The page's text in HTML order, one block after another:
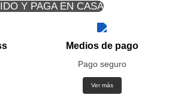
Y PAGA EN CASA
Medios de pago
Pago seguro
Ver más